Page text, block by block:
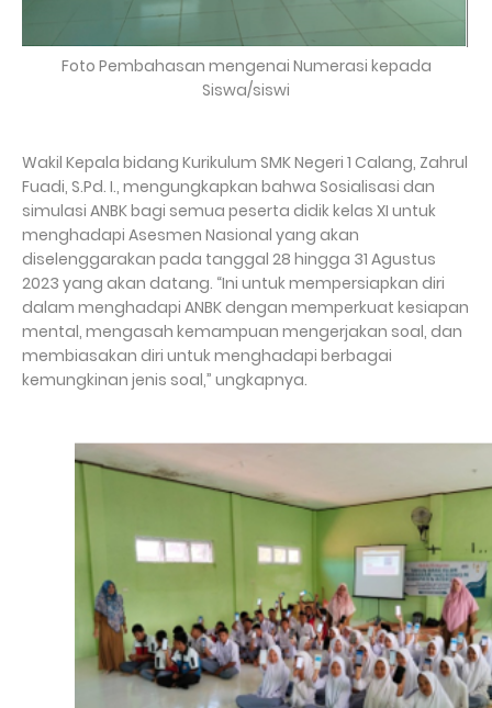
Foto Pembahasan mengenai Numerasi kepada
Siswa/siswi
Wakil Kepala bidang Kurikulum SMK Negeri 1 Calang, Zahrul
Fuadi, S.Pd. I., mengungkapkan bahwa Sosialisasi dan
simulasi ANBK bagi semua peserta didik kelas XI untuk
menghadapi Asesmen Nasional yang akan
diselenggarakan pada tanggal 28 hingga 31 Agustus
2023 yang akan datang. “Ini untuk mempersiapkan diri
dalam menghadapi ANBK dengan memperkuat kesiapan
mental, mengasah kemampuan mengerjakan soal, dan
membiasakan diri untuk menghadapi berbagai
kemungkinan jenis soal,” ungkapnya.